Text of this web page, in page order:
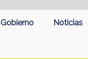
Gobierno Noticias